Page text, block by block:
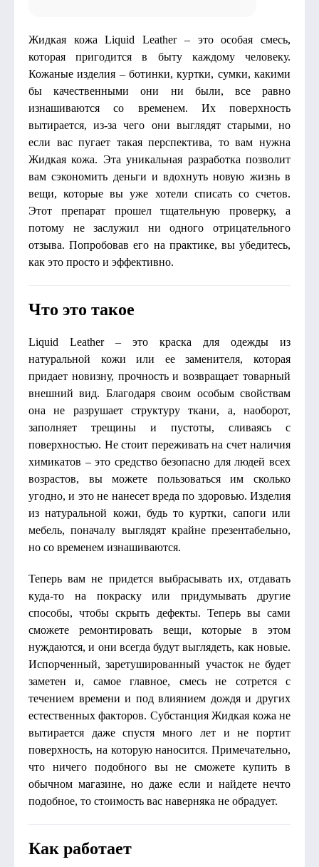
Жидкая кожа Liquid Leather – это особая смесь,
которая пригодится в быту каждому человеку.
Кожаные изделия – ботинки, куртки, сумки, какими
бы качественными они ни были, все равно
изнашиваются со временем. Их поверхность
вытирается, из-за чего они выглядят старыми, но
если вас пугает такая перспектива, то вам нужна
Жидкая кожа. Эта уникальная разработка позволит
вам сэкономить деньги и вдохнуть новую жизнь в
вещи, которые вы уже хотели списать со счетов.
Этот препарат прошел тщательную проверку, а
потому не заслужил ни одного отрицательного
отзыва. Попробовав его на практике, вы убедитесь,
как это просто и эффективно.
Что это такое
Liquid Leather – это краска для одежды из
натуральной кожи или ее заменителя, которая
придает новизну, прочность и возвращает товарный
внешний вид. Благодаря своим особым свойствам
она не разрушает структуру ткани, а, наоборот,
заполняет трещины и пустоты, сливаясь с
поверхностью. Не стоит переживать на счет наличия
химикатов – это средство безопасно для людей всех
возрастов, вы можете пользоваться им сколько
угодно, и это не нанесет вреда по здоровью. Изделия
из натуральной кожи, будь то куртки, сапоги или
мебель, поначалу выглядят крайне презентабельно,
но со временем изнашиваются.
Теперь вам не придется выбрасывать их, отдавать
куда-то на покраску или придумывать другие
способы, чтобы скрыть дефекты. Теперь вы сами
сможете ремонтировать вещи, которые в этом
нуждаются, и они всегда будут выглядеть, как новые.
Испорченный, заретушированный участок не будет
заметен и, самое главное, смесь не сотрется с
течением времени и под влиянием дождя и других
естественных факторов. Субстанция Жидкая кожа не
вытирается даже спустя много лет и не портит
поверхность, на которую наносится. Примечательно,
что ничего подобного вы не сможете купить в
обычном магазине, но даже если и найдете нечто
подобное, то стоимость вас наверняка не обрадует.
Как работает